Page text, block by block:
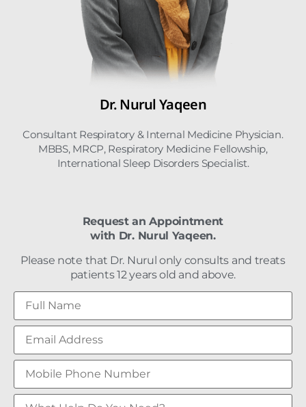
Dr. Nurul Yaqeen
Consultant Respiratory & Internal Medicine Physician.
MBBS, MRCP, Respiratory Medicine Fellowship,
International Sleep Disorders Specialist.
Request an Appointment
with Dr. Nurul Yaqeen.
Please note that Dr. Nurul only consults and treats
patients 12 years old and above.